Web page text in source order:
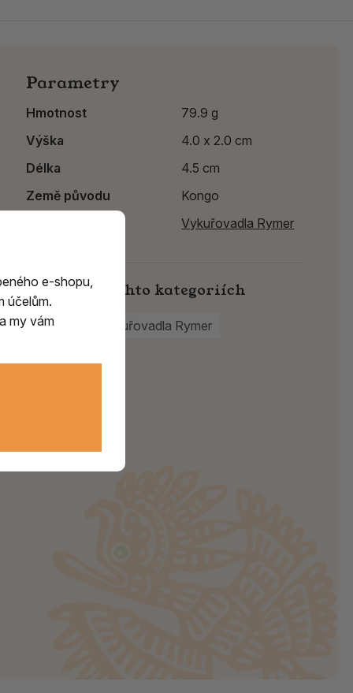
Parametry
Hmotnost
79.9 g
Výška
4.0 x 2.0 cm
Délka
4.5 cm
Země původu
Kongo
Vykuřovadla Rymer
Najdete v těchto kategoriích
Kameny Vykuřovadla Rymer
e-shopu,
účelům.
my vám